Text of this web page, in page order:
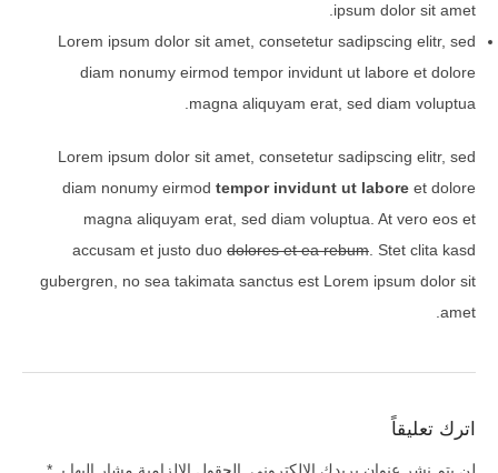
ipsum dolor sit amet.
Lorem ipsum dolor sit amet, consetetur sadipscing elitr, sed
diam nonumy eirmod tempor invidunt ut labore et dolore
magna aliquyam erat, sed diam voluptua.
Lorem ipsum dolor sit amet, consetetur sadipscing elitr, sed
diam nonumy eirmod tempor invidunt ut labore et dolore
magna aliquyam erat, sed diam voluptua. At vero eos et
accusam et justo duo dolores et ea rebum . Stet clita kasd
gubergren, no sea takimata sanctus est Lorem ipsum dolor sit
amet.
اترك تعليقاً